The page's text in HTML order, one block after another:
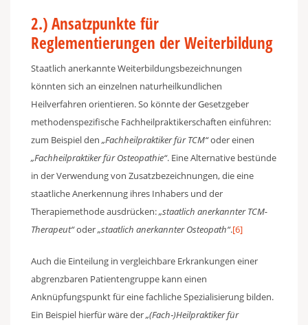
2.) Ansatzpunkte für
Reglementierungen der Weiterbildung
Staatlich anerkannte Weiterbildungsbezeichnungen
könnten sich an einzelnen naturheilkundlichen
Heilverfahren orientieren. So könnte der Gesetzgeber
methodenspezifische Fachheilpraktikerschaften einführen:
zum Beispiel den „Fachheilpraktiker für TCM“oder einen
„Fachheilpraktiker für Osteopathie“. Eine Alternative bestünde
in der Verwendung von Zusatzbezeichnungen, die eine
staatliche Anerkennung ihres Inhabers und der
Therapiemethode ausdrücken:„staatlich anerkannter TCM-
Therapeut“oder„staatlich anerkannter Osteopath“.[6]
Auch die Einteilung in vergleichbare Erkrankungen einer
abgrenzbaren Patientengruppe kann einen
Anknüpfungspunkt für eine fachliche Spezialisierung bilden.
Ein Beispiel hierfür wäre der„(Fach‑)Heilpraktiker für